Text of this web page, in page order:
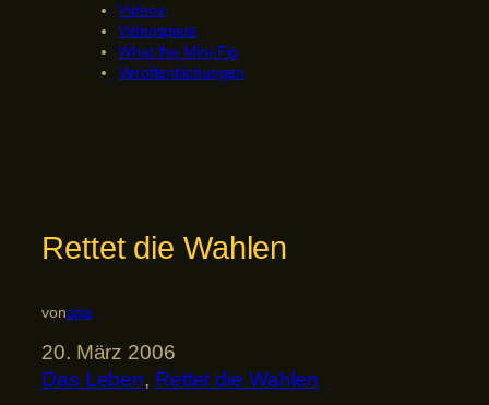
Videos
Videospiele
What the Mini-Fig
Veröffentlichungen
Rettet die Wahlen
vonspa
20. März 2006
Das Leben, Rettet die Wahlen